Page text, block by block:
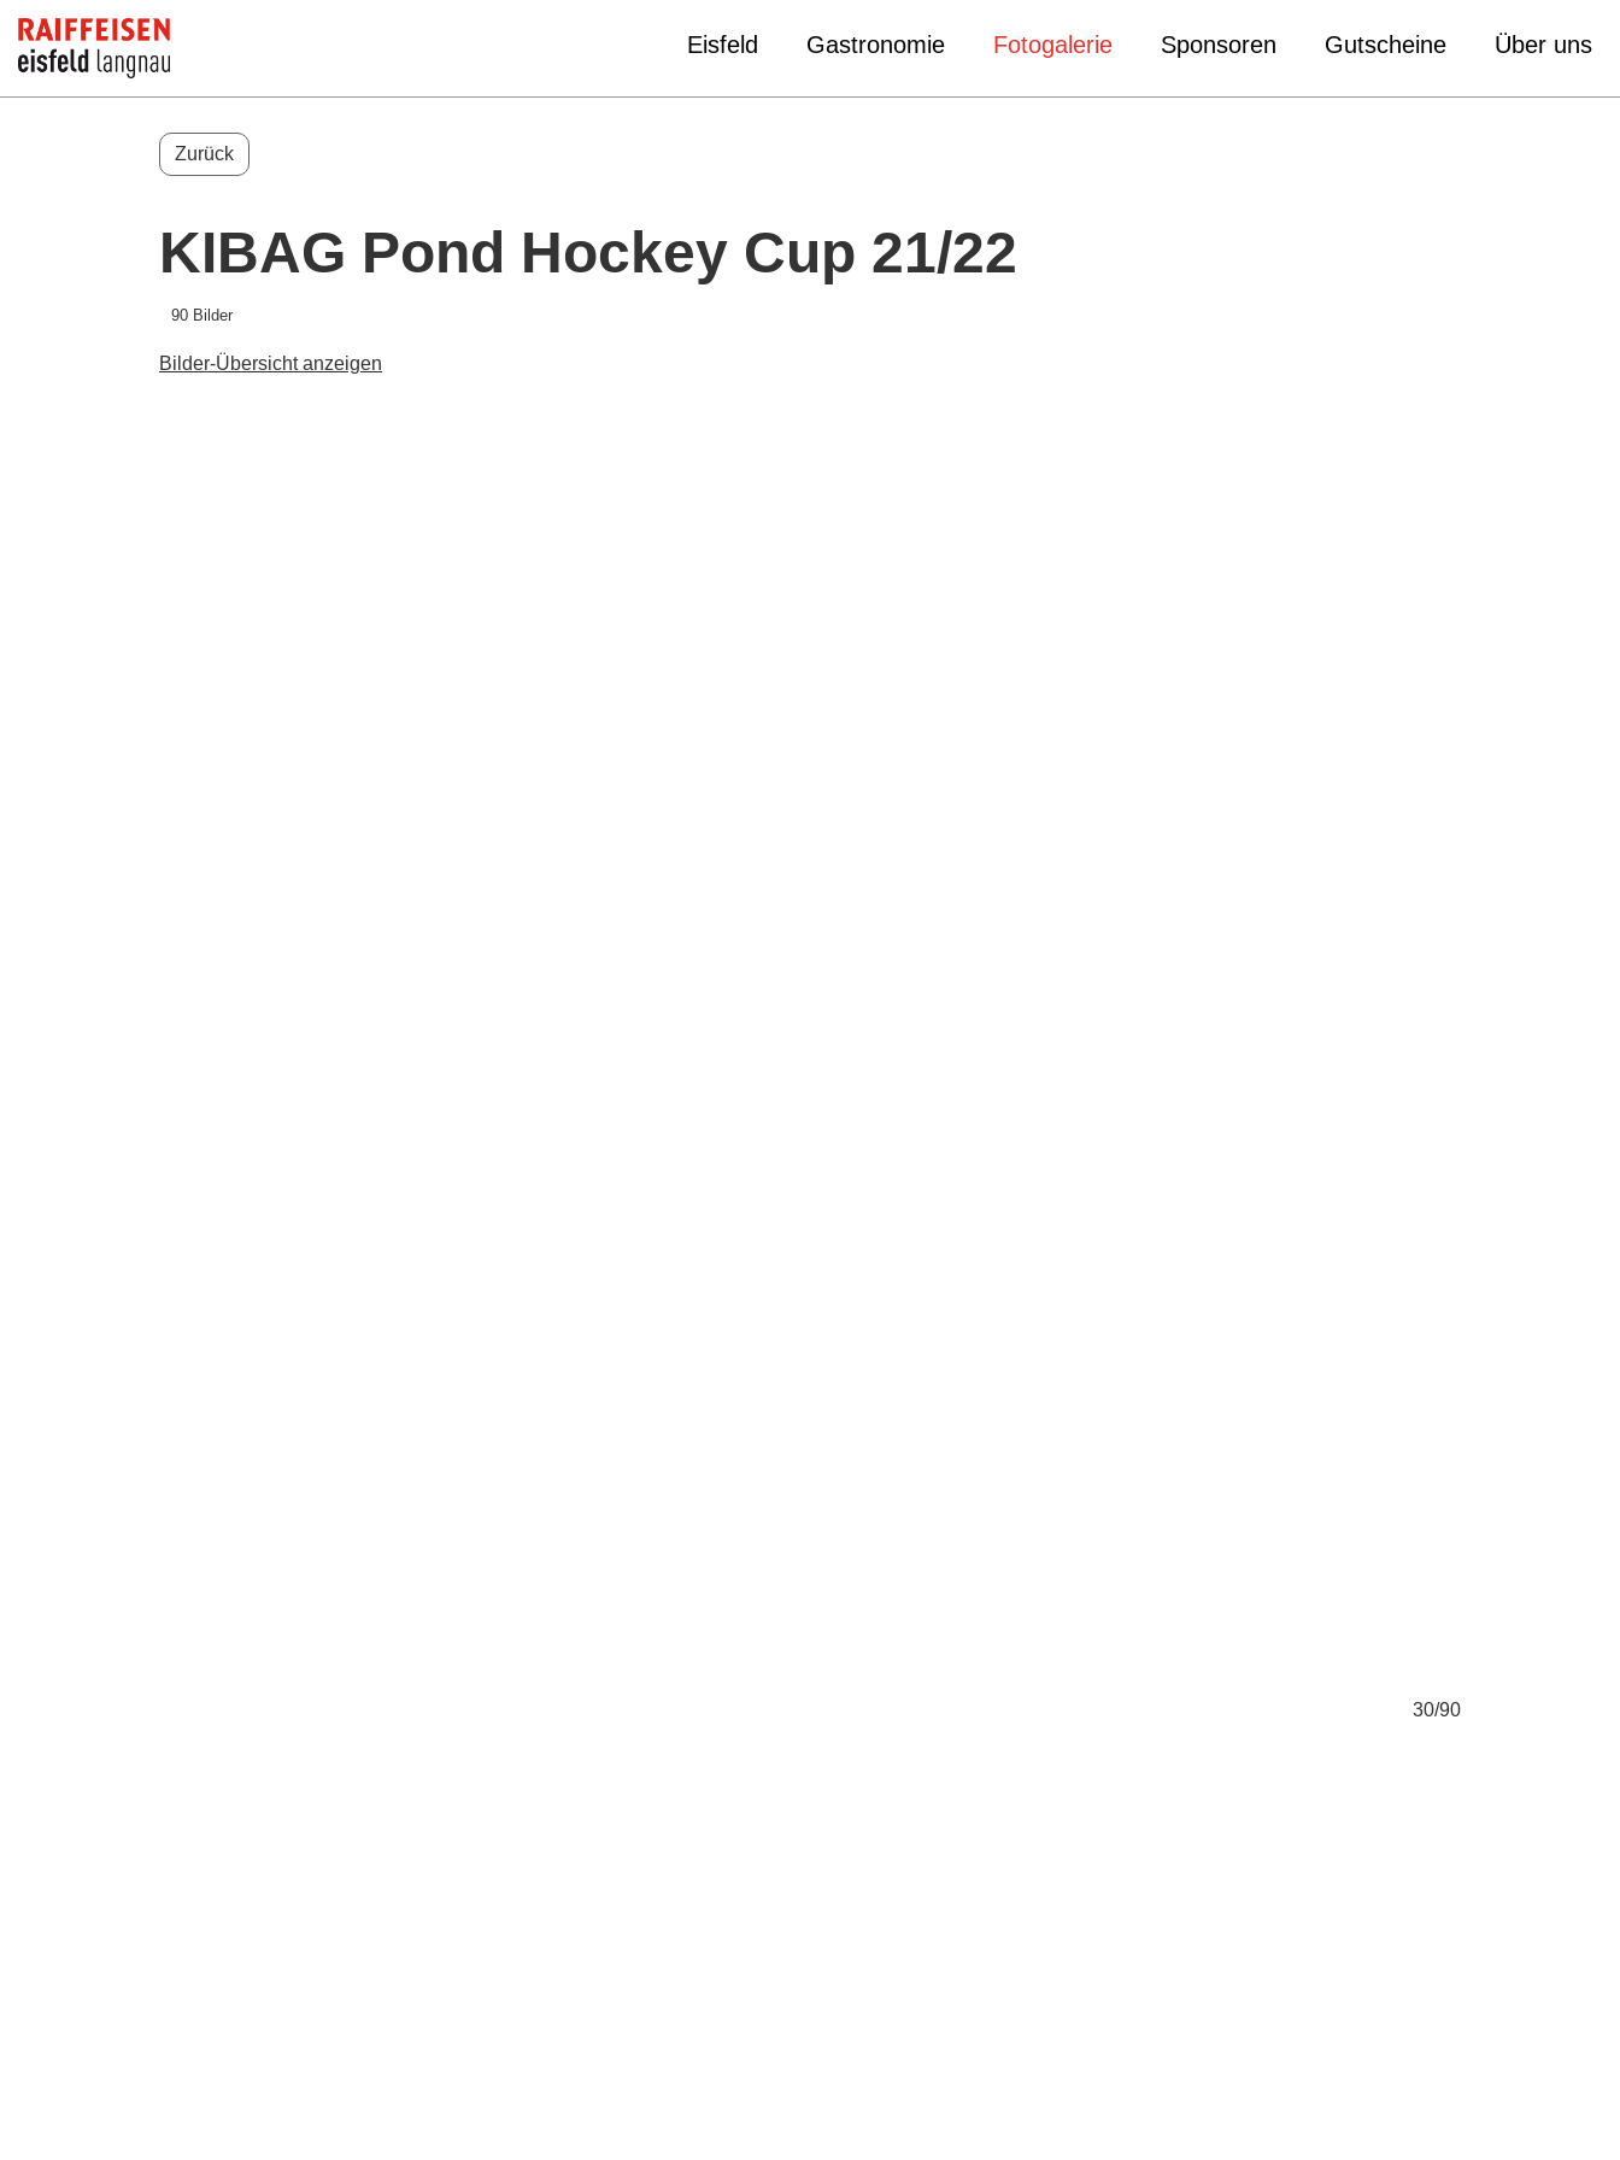
Eisfeld Gastronomie Fotogalerie Sponsoren Gutscheine Über uns
Zurück
KIBAG Pond Hockey Cup 21/22
90 Bilder
Bilder-Übersicht anzeigen
30/90